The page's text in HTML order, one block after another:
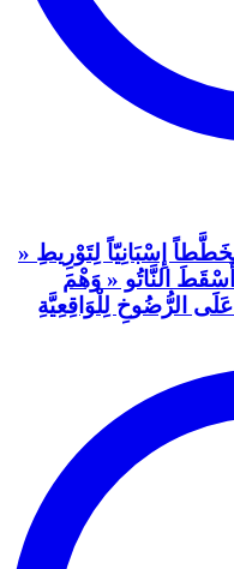
إِسْبَانِيّاً لِتَوْرِيطِ «
النَّاتُو « وَهْمَ
عَلَى الرُّضُوخِ لِلْوَاقِعِيَّةِ